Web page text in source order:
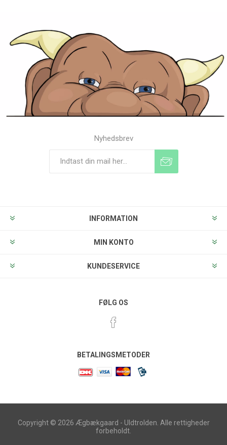
Nyhedsbrev
INFORMATION
MIN KONTO
KUNDESERVICE
FØLG OS
BETALINGSMETODER
Copyright © 2026 Ægbækgaard - Uldtrolden. Alle rettigheder
forbeholdt.